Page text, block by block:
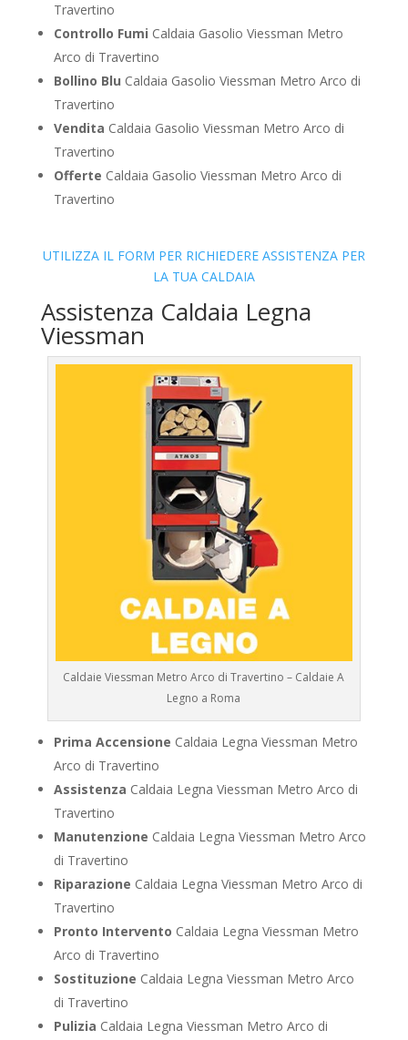
Travertino
Controllo Fumi Caldaia Gasolio Viessman Metro
Arco di Travertino
Bollino Blu Caldaia Gasolio Viessman Metro Arco di
Travertino
Vendita Caldaia Gasolio Viessman Metro Arco di
Travertino
Offerte Caldaia Gasolio Viessman Metro Arco di
Travertino
UTILIZZA IL FORM PER RICHIEDERE ASSISTENZA PER
LA TUA CALDAIA
Assistenza Caldaia Legna
Viessman
Caldaie Viessman Metro Arco di Travertino – Caldaie A
Legno a Roma
Prima Accensione Caldaia Legna Viessman Metro
Arco di Travertino
Assistenza Caldaia Legna Viessman Metro Arco di
Travertino
Manutenzione Caldaia Legna Viessman Metro Arco
di Travertino
Riparazione Caldaia Legna Viessman Metro Arco di
Travertino
Pronto Intervento Caldaia Legna Viessman Metro
Arco di Travertino
Sostituzione Caldaia Legna Viessman Metro Arco
di Travertino
Pulizia Caldaia Legna Viessman Metro Arco di